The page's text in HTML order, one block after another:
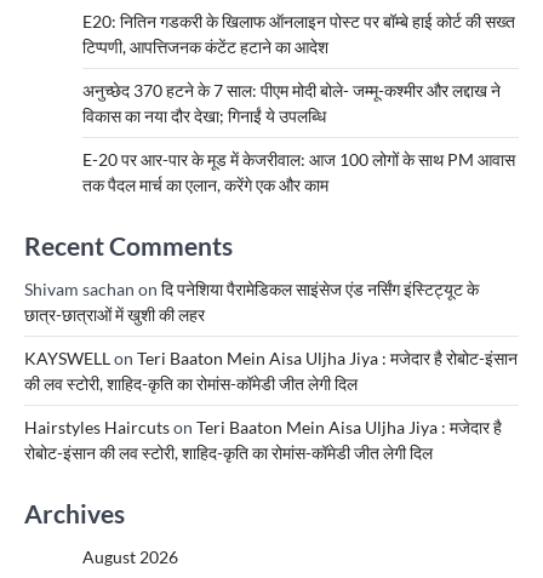
E20: नितिन गडकरी के खिलाफ ऑनलाइन पोस्ट पर बॉम्बे हाई कोर्ट की सख्त
टिप्पणी, आपत्तिजनक कंटेंट हटाने का आदेश
अनुच्छेद 370 हटने के 7 साल: पीएम मोदी बोले- जम्मू-कश्मीर और लद्दाख ने
विकास का नया दौर देखा; गिनाईं ये उपलब्धि
E-20 पर आर-पार के मूड में केजरीवाल: आज 100 लोगों के साथ PM आवास
तक पैदल मार्च का एलान, करेंगे एक और काम
Recent Comments
Shivam sachan on दि पनेशिया पैरामेडिकल साइंसेज एंड नर्सिंग इंस्टिट्यूट के
छात्र-छात्राओं में खुशी की लहर
KAYSWELLon Teri Baaton Mein Aisa Uljha Jiya : मजेदार है रोबोट-इंसान
की लव स्टोरी, शाहिद-कृति का रोमांस-कॉमेडी जीत लेगी दिल
Hairstyles Haircutson Teri Baaton Mein Aisa Uljha Jiya : मजेदार है
रोबोट-इंसान की लव स्टोरी, शाहिद-कृति का रोमांस-कॉमेडी जीत लेगी दिल
Archives
August 2026